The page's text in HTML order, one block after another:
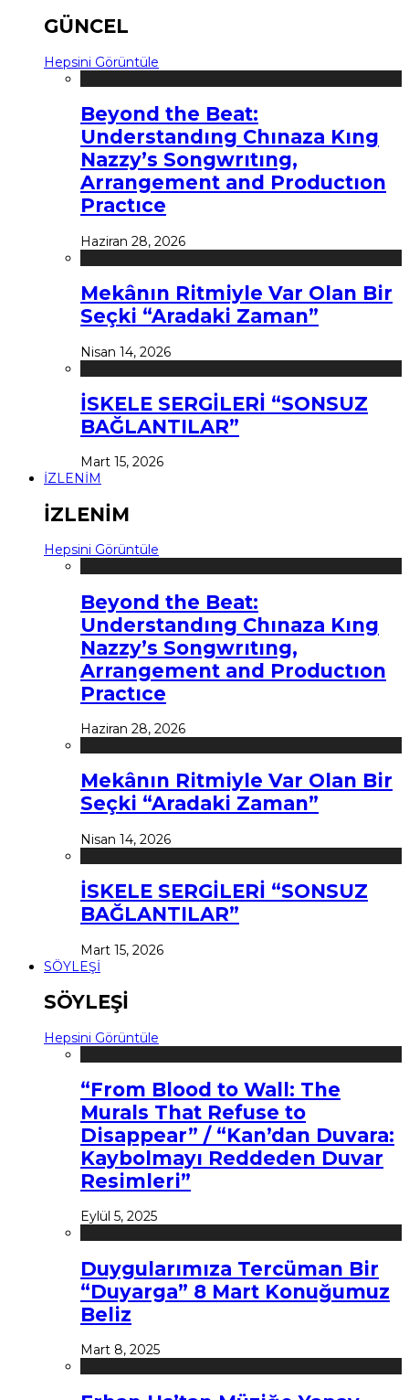
GÜNCEL
Hepsini Görüntüle
Beyond the Beat:
Understandıng Chınaza Kıng
Nazzy’s Songwrıtıng,
Arrangement and Productıon
Practıce
Haziran 28, 2026
Mekânın Ritmiyle Var Olan Bir
Seçki “Aradaki Zaman”
Nisan 14, 2026
İSKELE SERGİLERİ “SONSUZ
BAĞLANTILAR”
Mart 15, 2026
İZLENİM
İZLENİM
Hepsini Görüntüle
Beyond the Beat:
Understandıng Chınaza Kıng
Nazzy’s Songwrıtıng,
Arrangement and Productıon
Practıce
Haziran 28, 2026
Mekânın Ritmiyle Var Olan Bir
Seçki “Aradaki Zaman”
Nisan 14, 2026
İSKELE SERGİLERİ “SONSUZ
BAĞLANTILAR”
Mart 15, 2026
SÖYLEŞİ
SÖYLEŞİ
Hepsini Görüntüle
“From Blood to Wall: The
Murals That Refuse to
Disappear” / “Kan’dan Duvara:
Kaybolmayı Reddeden Duvar
Resimleri”
Eylül 5, 2025
Duygularımıza Tercüman Bir
“Duyarga” 8 Mart Konuğumuz
Beliz
Mart 8, 2025